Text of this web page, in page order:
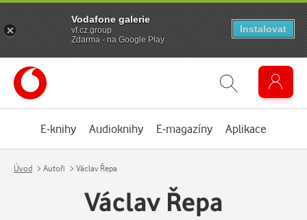
E-knihy Audioknihy E-magazíny Aplikace
Úvod Autoři Václav Řepa
Václav Řepa
Vodafone galerie
vf.cz.group
Zdarma - na Google Play
Instalovat